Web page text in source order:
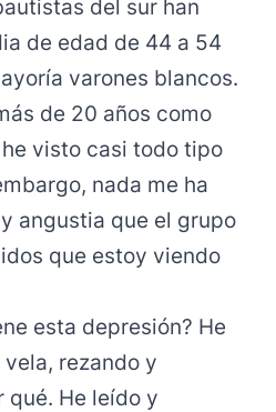
del sur han
de edad de 44 a 54
varones blancos.
de 20 años como
visto casi todo tipo
nada me ha
angustia que el grupo
que estoy viendo
esta depresión? He
rezando y
qué. He leído y